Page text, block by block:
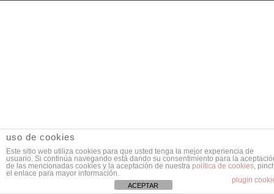
uso de cookies
Este sitio web utiliza cookies para que usted tenga la mejor experiencia de
usuario. Si continúa navegando está dando su consentimiento para la
de las mencionadas cookies y la aceptación de nuestra política de cookies,
el enlace para mayor información.
plugin
ACEPTAR